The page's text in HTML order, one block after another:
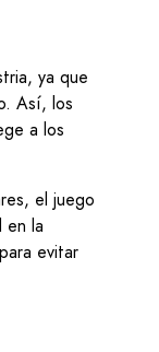
ya que
Así, los
a los
el juego
en la
evitar